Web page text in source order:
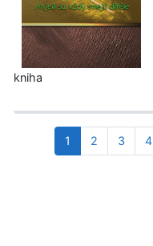
kniha
1 2 3 4